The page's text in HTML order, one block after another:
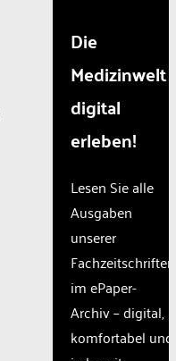
Die
Medizinwelt
digital
erleben!
Lesen Sie alle
Ausgaben
unserer
Fachzeitschriften
im ePaper-
Archiv – digital,
komfortabel und